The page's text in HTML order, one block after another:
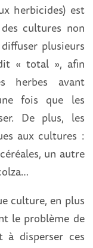
herbicides) est
cultures non
plusieurs
« total », afin
herbes avant
fois que les
De plus, les
aux cultures :
un autre
culture, en plus
le problème de
à disperser ces